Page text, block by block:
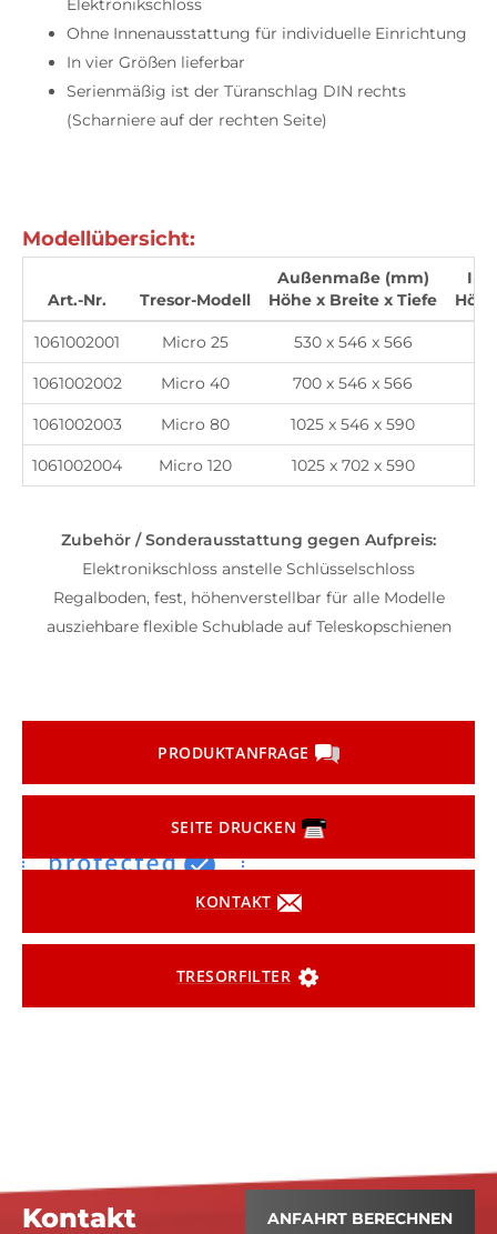
Elektronikschloss
Ohne Innenausstattung für individuelle Einrichtung
In vier Größen lieferbar
Serienmäßig ist der Türanschlag DIN rechts
(Scharniere auf der rechten Seite)
Modellübersicht:
Art.-Nr. Tresor-Modell
Außenmaße (mm)
Höhe x Breite x Tiefe
1061002001 Micro 25 530 x 546 x 566
1061002002 Micro 40 700 x 546 x 566
1061002003 Micro 80 1025 x 546 x 590
1061002004 Micro 120 1025 x 702 x 590
Zubehör / Sonderausstattung gegen Aufpreis:
Elektronikschloss anstelle Schlüsselschloss
Regalboden, fest, höhenverstellbar für alle Modelle
ausziehbare flexible Schublade auf Teleskopschienen
PRODUKTANFRAGE
SEITE DRUCKEN
KONTAKT
TRESORFILTER
Kontakt ANFAHRT BERECHNEN